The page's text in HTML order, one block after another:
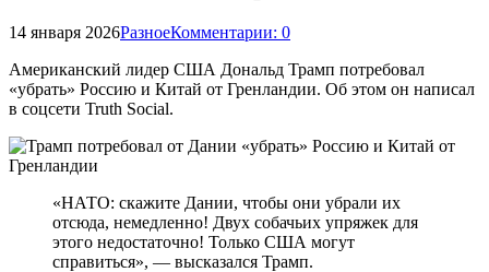
14 января 2026РазноеКомментарии: 0
Американский лидер США Дональд Трамп потребовал
«убрать» Россию и Китай от Гренландии. Об этом он написал
в соцсети Truth Social.
«НАТО: скажите Дании, чтобы они убрали их
отсюда, немедленно! Двух собачьих упряжек для
этого недостаточно! Только США могут
справиться», — высказался Трамп.